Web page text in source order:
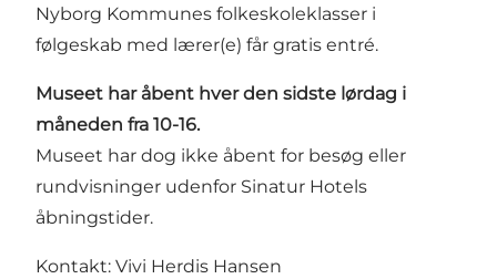
Nyborg Kommunes folkeskoleklasser i
følgeskab med lærer(e) får gratis entré.
Museet har åbent hver den sidste lørdag i
måneden fra 10-16.
Museet har dog ikke åbent for besøg eller
rundvisninger udenfor Sinatur Hotels
åbningstider.
Kontakt: Vivi Herdis Hansen